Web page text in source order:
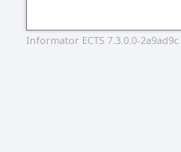
Informator ECTS 7.3.0.0-2a9ad9c